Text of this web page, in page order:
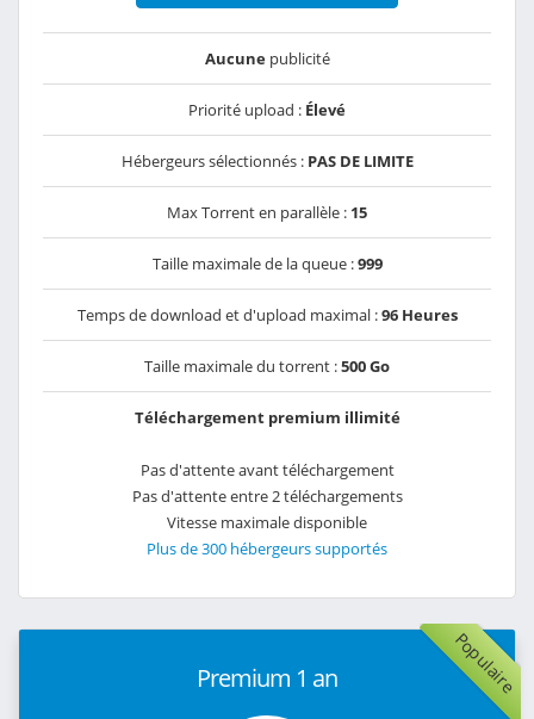
Aucunepublicité
Priorité upload : Élevé
Hébergeurs sélectionnés : PAS DE LIMITE
Max Torrent en parallèle : 15
Taille maximale de la queue :999
Temps de download et d'upload maximal :96 Heures
Taille maximale du torrent :500 Go
Téléchargement premium illimité
Pas d'attente avant téléchargement
Pas d'attente entre 2 téléchargements
Vitesse maximale disponible
Plus de 300 hébergeurs supportés
Populaire
Premium 1 an